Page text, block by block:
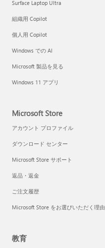
Surface Laptop Ultra
組織用 Copilot
個人用 Copilot
Windows での AI
Microsoft 製品を見る
Windows 11 アプリ
Microsoft Store
アカウント プロファイル
ダウンロード センター
Microsoft Store サポート
返品・返金
ご注文履歴
Microsoft Store をお選びいただく理由
教育